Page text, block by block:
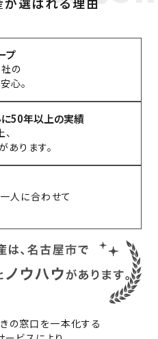
プ
の
心。
50年以上の実績
あります。
人に合わせて
の窓口を一本化する